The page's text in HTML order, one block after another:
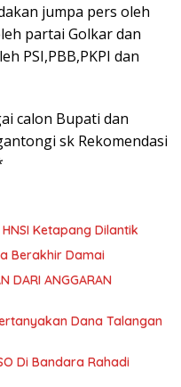
jumpa pers oleh
partai Golkar dan
PSI,PBB,PKPI dan
calon Bupati dan
sk Rekomendasi
Ketapang Dilantik
Berakhir Damai
DARI ANGGARAN
Dana Talangan
Di Bandara Rahadi